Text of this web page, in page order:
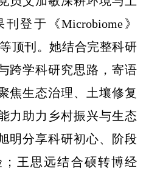
登于《Microbiome》
等顶刊。她结合完整科研
跨学科研究思路，寄语
焦生态治理、土壤修复
力助力乡村振兴与生态
明分享科研初心、阶段
王思远结合硕转博经